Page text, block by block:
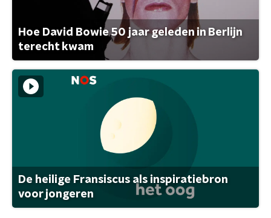
Hoe David Bowie 50 jaar geleden in Berlijn
terecht kwam
De heilige Fransiscus als inspiratiebron
voor jongeren